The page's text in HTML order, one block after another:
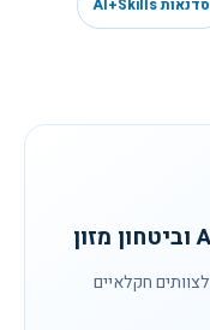
סדנאות AI+Skills
חקלאיים